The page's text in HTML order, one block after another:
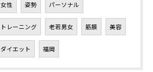
女性 姿勢 パーソナル
トレーニング 老若男女 筋膜 美容
ダイエット 福岡